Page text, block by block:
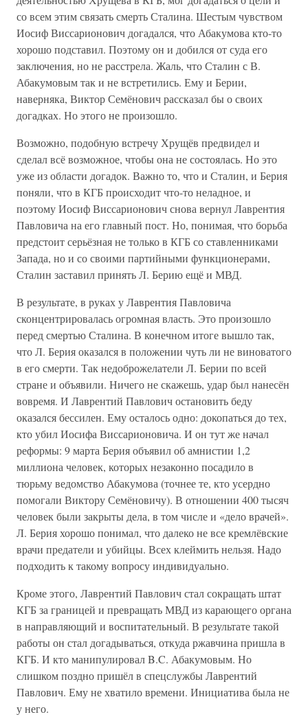
со всем этим связать смерть Сталина. Шестым чувством
Иосиф Виссарионович догадался, что Абакумова кто-то
хорошо подставил. Поэтому он и добился от суда его
заключения, но не расстрела. Жаль, что Сталин с В.
Абакумовым так и не встретились. Ему и Берии,
наверняка, Виктор Семёнович рассказал бы о своих
догадках. Но этого не произошло.
Возможно, подобную встречу Хрущёв предвидел и
сделал всё возможное, чтобы она не состоялась. Но это
уже из области догадок. Важно то, что и Сталин, и Берия
поняли, что в КГБ происходит что-то неладное, и
поэтому Иосиф Виссарионович снова вернул Лаврентия
Павловича на его главный пост. Но, понимая, что борьба
предстоит серьёзная не только в КГБ со ставленниками
Запада, но и со своими партийными функционерами,
Сталин заставил принять Л. Берию ещё и МВД.
В результате, в руках у Лаврентия Павловича
сконцентрировалась огромная власть. Это произошло
перед смертью Сталина. В конечном итоге вышло так,
что Л. Берия оказался в положении чуть ли не виноватого
в его смерти. Так недоброжелатели Л. Берии по всей
стране и объявили. Ничего не скажешь, удар был нанесён
вовремя. И Лаврентий Павлович остановить беду
оказался бессилен. Ему осталось одно: докопаться до тех,
кто убил Иосифа Виссарионовича. И он тут же начал
реформы: 9 марта Берия объявил об амнистии 1,2
миллиона человек, которых незаконно посадило в
тюрьму ведомство Абакумова (точнее те, кто усердно
помогали Виктору Семёновичу). В отношении 400 тысяч
человек были закрыты дела, в том числе и «дело врачей».
Л. Берия хорошо понимал, что далеко не все кремлёвские
врачи предатели и убийцы. Всех клеймить нельзя. Надо
подходить к такому вопросу индивидуально.
Кроме этого, Лаврентий Павлович стал сокращать штат
КГБ за границей и превращать МВД из карающего органа
в направляющий и воспитательный. В результате такой
работы он стал догадываться, откуда ржавчина пришла в
КГБ. И кто манипулировал B.C. Абакумовым. Но
слишком поздно пришёл в спецслужбы Лаврентий
Павлович. Ему не хватило времени. Инициатива была не
у него.